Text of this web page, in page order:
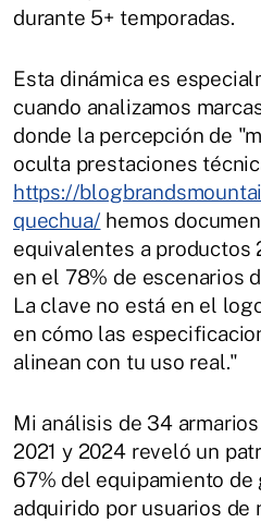
durante 5+ temporadas.
Esta dinámica es
cuando analizamos
donde la percepción de
oculta prestaciones
https://
quechua/ hemos
equivalentes a productos
en el 78% de escenarios
La clave no está en el
en cómo las
alinean con tu uso real."
Mi análisis de 34
2021 y 2024 reveló un
67% del equipamiento de
adquirido por usuarios de